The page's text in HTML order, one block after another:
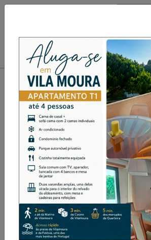
Toggle navigation
Bombeiros de
Canaveses
de Cycling Solidário
pelos Bombeiros’
Desporto Destaque